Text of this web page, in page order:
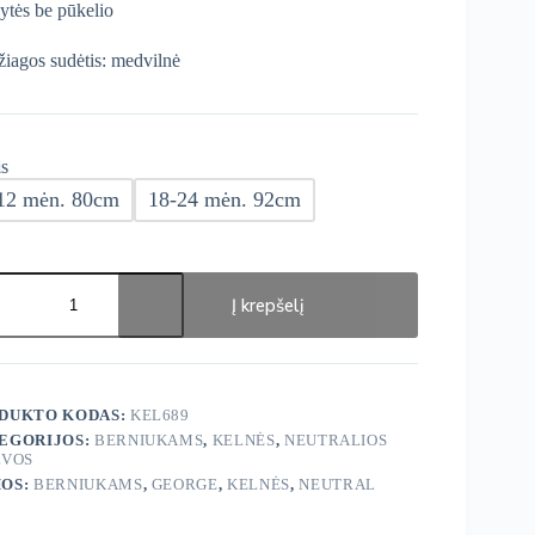
be pūkelio
sudėtis: medvilnė
mėn. 80cm 18-24 mėn. 92cm
Į krepšelį
KODAS: KEL689
BERNIUKAMS, KELNĖS, NEUTRALIOS
BERNIUKAMS, GEORGE,KELNĖS,NEUTRAL